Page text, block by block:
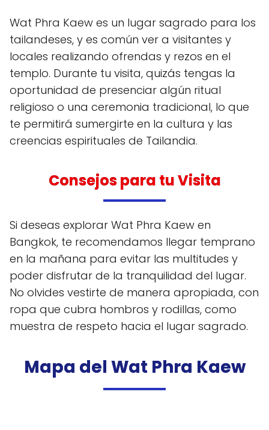
Wat Phra Kaew es un lugar sagrado para los
tailandeses, y es común ver a visitantes y
locales realizando ofrendas y rezos en el
templo. Durante tu visita, quizás tengas la
oportunidad de presenciar algún ritual
religioso o una ceremonia tradicional, lo que
te permitirá sumergirte en la cultura y las
creencias espirituales de Tailandia.
Consejos para tu Visita
Si deseas explorar Wat Phra Kaew en
Bangkok, te recomendamos llegar temprano
en la mañana para evitar las multitudes y
poder disfrutar de la tranquilidad del lugar.
No olvides vestirte de manera apropiada, con
ropa que cubra hombros y rodillas, como
muestra de respeto hacia el lugar sagrado.
Mapa del Wat Phra Kaew